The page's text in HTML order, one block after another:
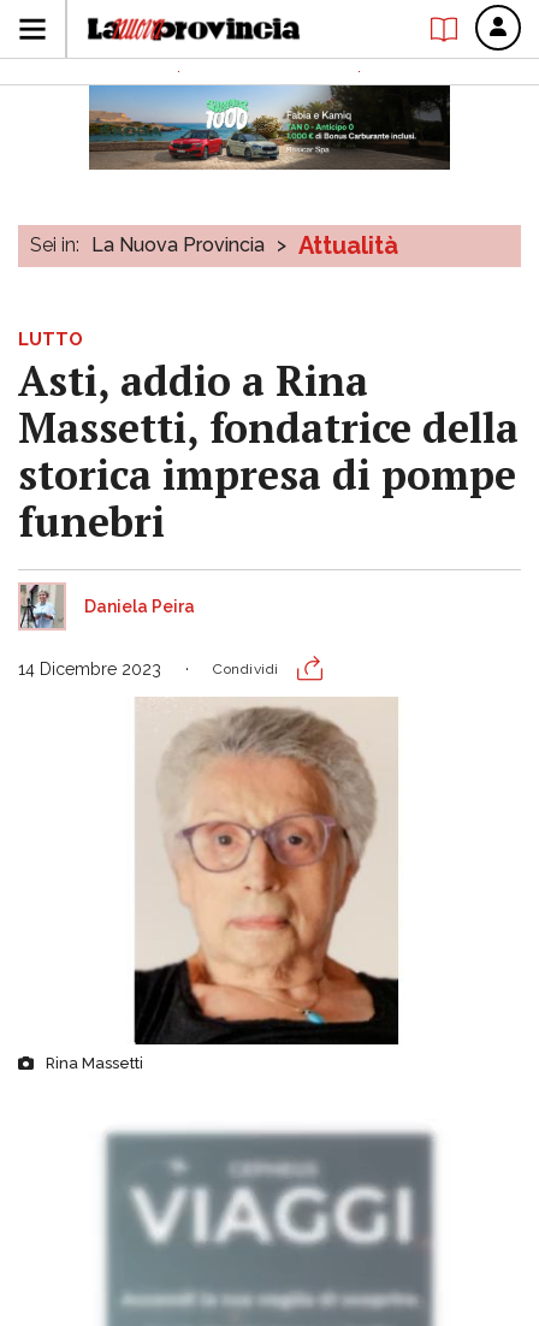
Sei in: La Nuova Provincia > Attualità
LUTTO
Asti, addio a Rina
Massetti, fondatrice della
storica impresa di pompe
funebri
Daniela Peira
14 Dicembre 2023 Condividi
Rina Massetti